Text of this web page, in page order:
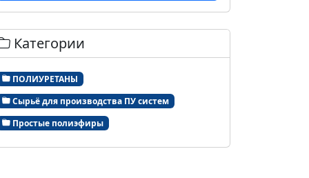
Категории
ПОЛИУРЕТАНЫ
Сырьё для производства ПУ систем
Простые полиэфиры